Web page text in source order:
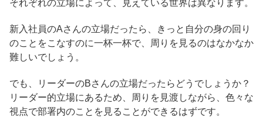
それぞれの立場によって、見えている世界は異なります。
新入社員のAさんの立場だったら、きっと自分の身の回り
のことをこなすのに一杯一杯で、周りを見るのはなかなか
難しいでしょう。
でも、リーダーのBさんの立場だったらどうでしょうか？
リーダー的立場にあるため、周りを見渡しながら、色々な
視点で部署内のことを見ることができるはずです。